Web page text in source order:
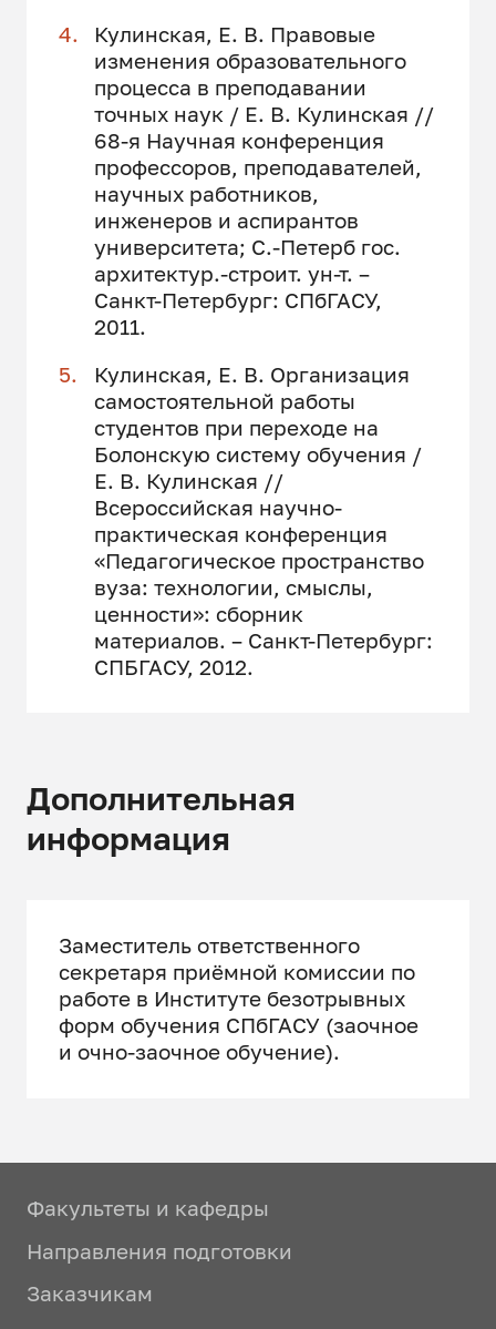
Кулинская, Е. В. Правовые
изменения образовательного
процесса в преподавании
точных наук / Е. В. Кулинская //
68-я Научная конференция
профессоров, преподавателей,
научных работников,
инженеров и аспирантов
университета; С.-Петерб гос.
архитектур.-строит. ун-т. –
Санкт-Петербург: СПбГАСУ,
2011.
Кулинская, Е. В. Организация
самостоятельной работы
студентов при переходе на
Болонскую систему обучения /
Е. В. Кулинская //
Всероссийская научно-
практическая конференция
«Педагогическое пространство
вуза: технологии, смыслы,
ценности»: сборник
материалов. – Санкт-Петербург:
СПБГАСУ, 2012.
Дополнительная
информация
Заместитель ответственного
секретаря приёмной комиссии по
работе в Институте безотрывных
форм обучения СПбГАСУ (заочное
и очно-заочное обучение).
Факультеты и кафедры
Направления подготовки
Заказчикам